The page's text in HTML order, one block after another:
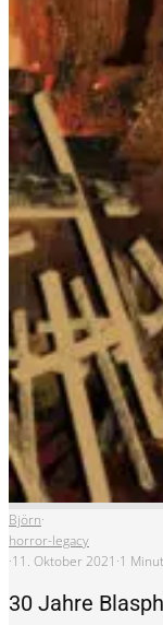
Björn·
horror-legacy
·11. Oktober 2021 ·1
30 Jahre